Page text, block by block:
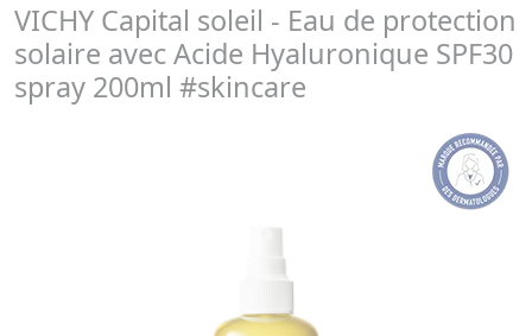
VICHY Capital soleil - Eau de protection
solaire avec Acide Hyaluronique SPF30
spray 200ml #skincare